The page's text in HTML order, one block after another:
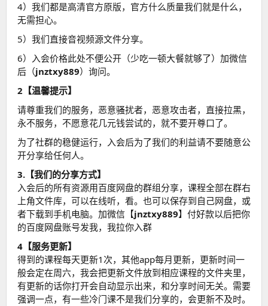
4）我们都是高清官方原版，官方什么质量我们就是什么，
无需担心。
5）我们直接音视频源文件分享。
6）入会价格此处不便公开（少吃一顿大餐就够了）加微信
后（jnztxy889）询问。
2【温馨提示】
请尊重我们的服务，恶意骚扰者，恶意攻击者，直接拉黑，
永不服务，不愿意花几元钱尝试的，就不要开尊口了。
为了社群的稳健运行，入会后为了我们的利益请不要随意公
开分享给任何人。
3.【我们的分享方式】
入会后的所有资源用百度网盘的群组分享，课程全部在群右
上角文件库，可以在线听，看。也可以保存到自己网盘，或
者下载到手机电脑。加微信【jnztxy889】付好款以后把你
的百度网盘账号发我，我拉你入群
4【服务更新】
得到的课程每天更新1次，其他app每月更新，更新时间一
般会定在周六，我会把更新文件放到相应课程的文件夹里，
有更新的话你打开会自动显示出来，和分享时间无关。需要
强调一点，有一些冷门课不是我们分享的，会更新不及时。